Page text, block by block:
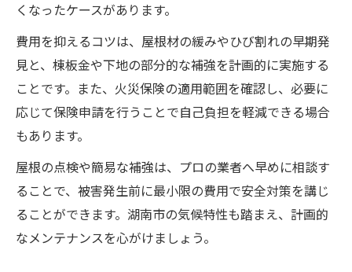
くなったケースがあります。
費用を抑えるコツは、屋根材の緩みやひび割れの早期発
見と、棟板金や下地の部分的な補強を計画的に実施する
ことです。また、火災保険の適用範囲を確認し、必要に
応じて保険申請を行うことで自己負担を軽減できる場合
もあります。
屋根の点検や簡易な補強は、プロの業者へ早めに相談す
ることで、被害発生前に最小限の費用で安全対策を講じ
ることができます。湖南市の気候特性も踏まえ、計画的
なメンテナンスを心がけましょう。